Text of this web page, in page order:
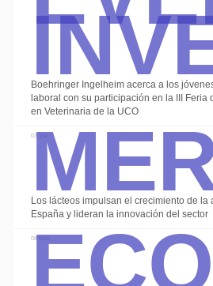
Boehringer Ingelheim acerca a los
laboral con su participación en la III Feria
en Veterinaria de la UCO
03 Jun
Los lácteos impulsan el crecimiento de la
España y lideran la innovación del sector
08 May